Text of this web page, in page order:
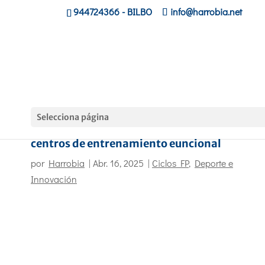
944724366- BILBO info@harrobia.net
Selecciona página
centros de entrenamiento euncional
por Harrobia | Abr. 16, 2025 | Ciclos FP, Deporte e
Innovación